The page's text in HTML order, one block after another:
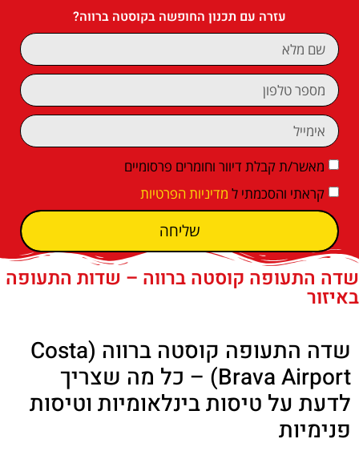
עזרה עם תכנון החופשה בקוסטה ברווה?
מאשר/ת קבלת דיוור וחומרים פרסומיים
קראתי והסכמתי ל מדיניות הפרטיות
שליחה
שדה התעופה קוסטה ברווה – שדות התעופה
באיזור
שדה התעופה קוסטה ברווה (Costa
Brava Airport) – כל מה שצריך
לדעת על טיסות בינלאומיות וטיסות
פנימיות